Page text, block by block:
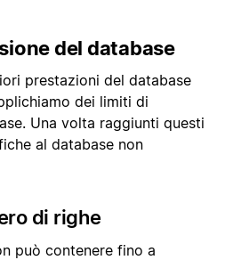
del database
prestazioni del database
dei limiti di
Una volta raggiunti questi
al database non
di righe
può contenere fino a